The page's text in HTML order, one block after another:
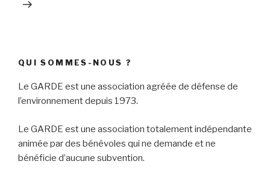
QUI SOMMES-NOUS ?
Le GARDE est une association agréée de défense de
l’environnement depuis 1973.
Le GARDE est une association totalement indépendante
animée par des bénévoles qui ne demande et ne
bénéficie d’aucune subvention.